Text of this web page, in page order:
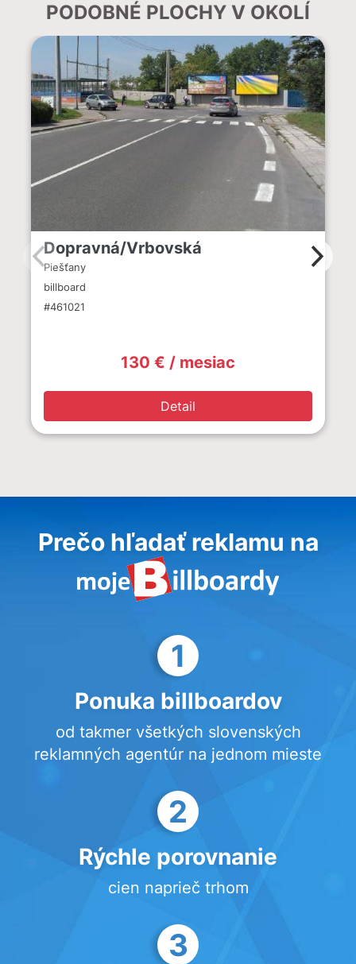
PODOBNÉ PLOCHY V OKOLÍ
Dopravná/Vrbovská
Piešťany
billboard
#461021
130 € / mesiac
Detail
Prečo hľadať reklamu na
1
Ponuka billboardov
od takmer všetkých slovenských
reklamných agentúr na jednom mieste
2
Rýchle porovnanie
cien naprieč trhom
3